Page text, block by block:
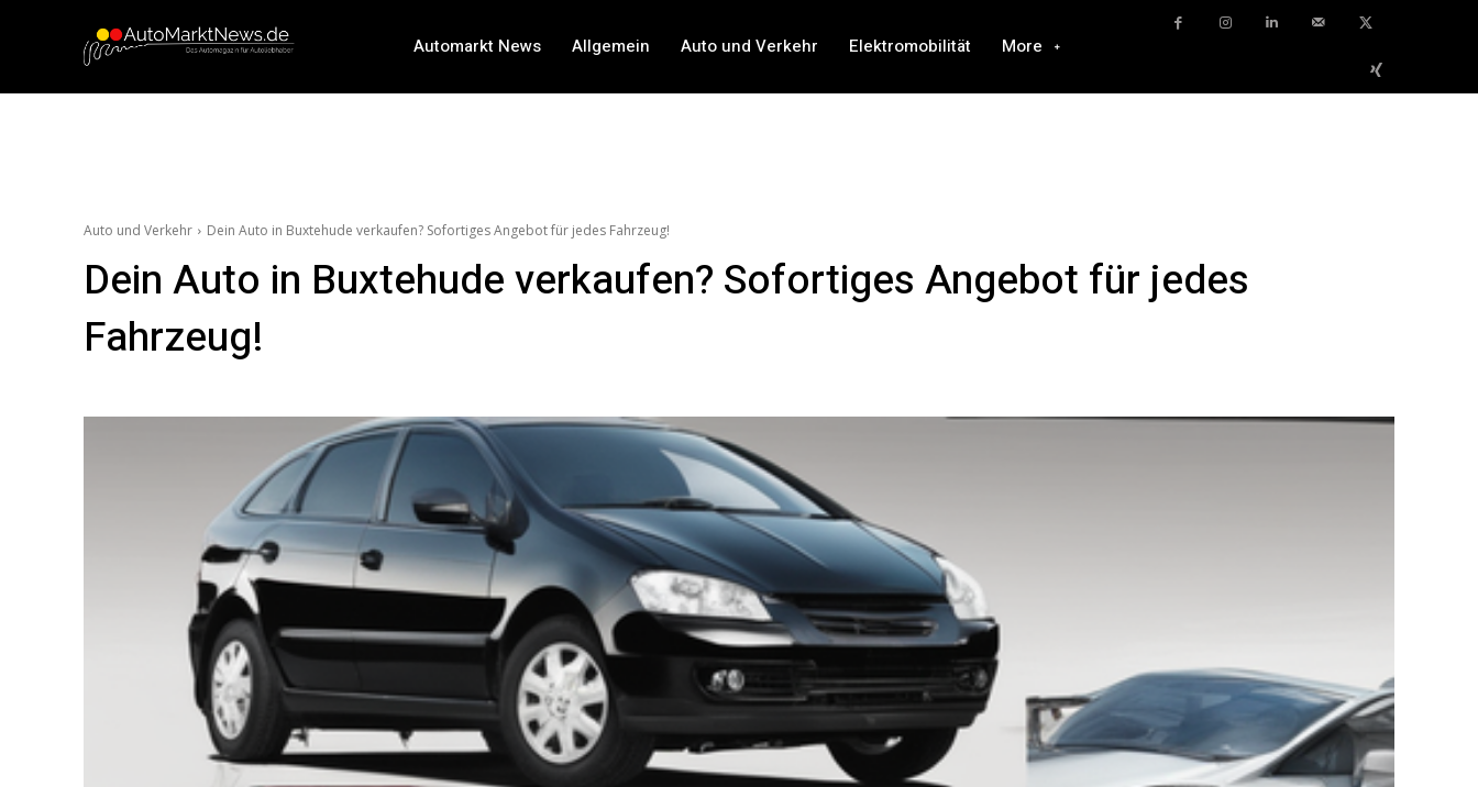
Automarkt News Allgemein Auto und Verkehr Elektromobilität More
Auto und Verkehr Dein Auto in Buxtehude verkaufen? Sofortiges Angebot für jedes Fahrzeug!
Dein Auto in Buxtehude verkaufen? Sofortiges Angebot für jedes
Fahrzeug!